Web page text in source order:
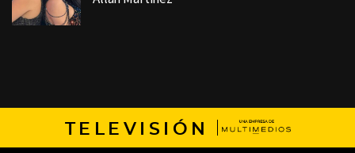
TELEVISIÓN